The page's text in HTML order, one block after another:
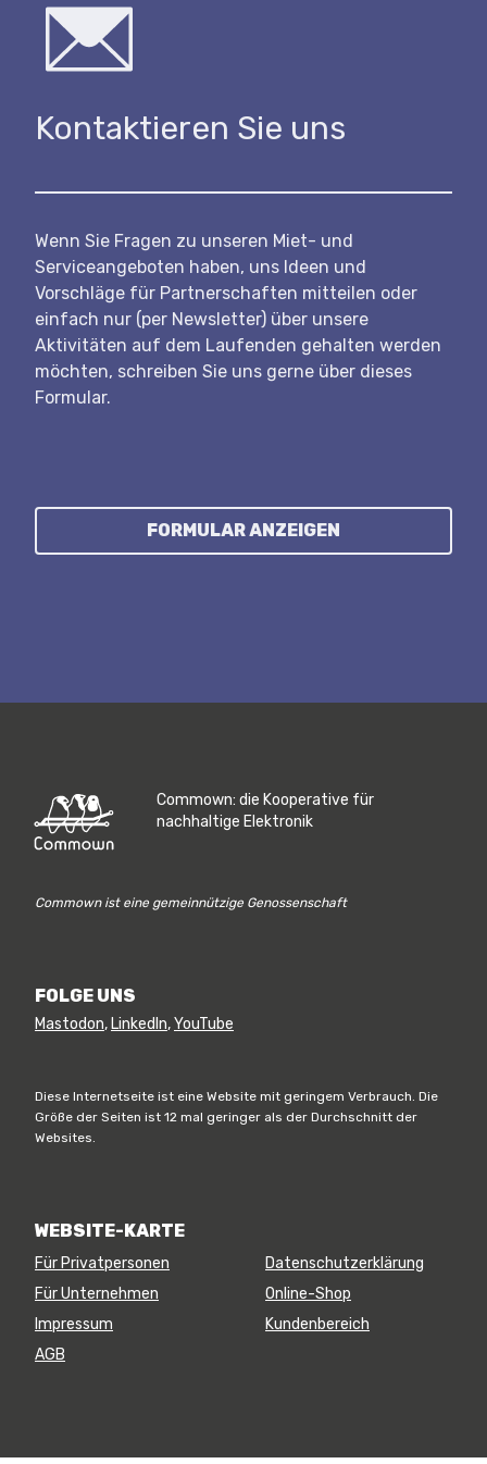
Kontaktieren Sie uns
Wenn Sie Fragen zu unseren Miet- und
Serviceangeboten haben, uns Ideen und
Vorschläge für Partnerschaften mitteilen oder
einfach nur (per Newsletter) über unsere
Aktivitäten auf dem Laufenden gehalten werden
möchten, schreiben Sie uns gerne über dieses
Formular.
FORMULAR ANZEIGEN
Commown: die Kooperative für
nachhaltige Elektronik
Commown ist eine gemeinnützige Genossenschaft
FOLGE UNS
Mastodon, LinkedIn,YouTube
Diese Internetseite ist eine Website mit geringem Verbrauch. Die
Größe der Seiten ist 12 mal geringer als der Durchschnitt der
Websites.
WEBSITE-KARTE
Für Privatpersonen
Für Unternehmen
Impressum
AGB
Datenschutzerklärung
Online-Shop
Kundenbereich